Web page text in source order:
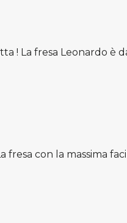
La fresa Leonardo è
fresa con la massima
la newsletter e di